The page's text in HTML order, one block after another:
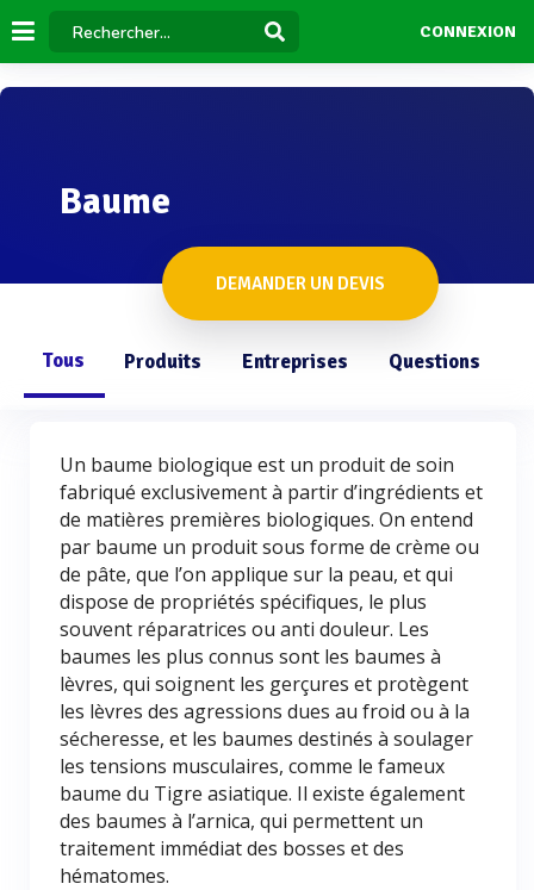
CONNEXION
Baume
DEMANDER UN DEVIS
Tous Produits Entreprises Questions
Un baume biologique est un produit de soin
fabriqué exclusivement à partir d’ingrédients et
de matières premières biologiques. On entend
par baume un produit sous forme de crème ou
de pâte, que l’on applique sur la peau, et qui
dispose de propriétés spécifiques, le plus
souvent réparatrices ou anti douleur. Les
baumes les plus connus sont les baumes à
lèvres, qui soignent les gerçures et protègent
les lèvres des agressions dues au froid ou à la
sécheresse, et les baumes destinés à soulager
les tensions musculaires, comme le fameux
baume du Tigre asiatique. Il existe également
des baumes à l’arnica, qui permettent un
traitement immédiat des bosses et des
hématomes.